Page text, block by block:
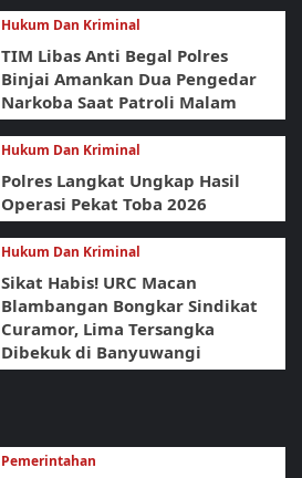
Hukum Dan Kriminal
TIM Libas Anti Begal Polres
Binjai Amankan Dua Pengedar
Narkoba Saat Patroli Malam
Hukum Dan Kriminal
Polres Langkat Ungkap Hasil
Operasi Pekat Toba 2026
Hukum Dan Kriminal
Sikat Habis! URC Macan
Blambangan Bongkar Sindikat
Curamor, Lima Tersangka
Dibekuk di Banyuwangi
Pemerintahan